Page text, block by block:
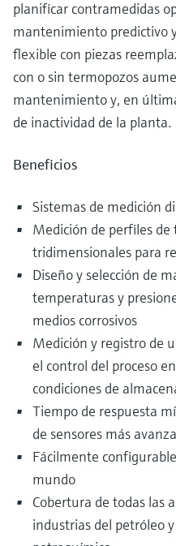
planificar contramedidas
mantenimiento predictivo
flexible con piezas
con o sin termopozos
mantenimiento y, en
de inactividad de la planta.
Beneficios
Sistemas de medición
Medición de perfiles
tridimensionales para
Diseño y selección de
temperaturas y
medios corrosivos
Medición y registro de
el control del proceso
condiciones de
Tiempo de respuesta
de sensores más
Fácilmente
mundo
Cobertura de todas las
industrias del petróleo